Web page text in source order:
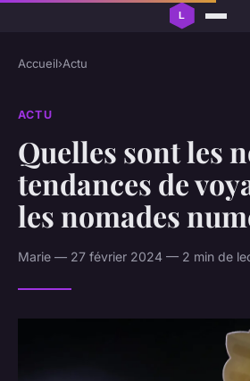
Accueil›Actu
ACTU
Quelles sont les
tendances de
les nomades
Marie — 27 février 2024 — 2 min de